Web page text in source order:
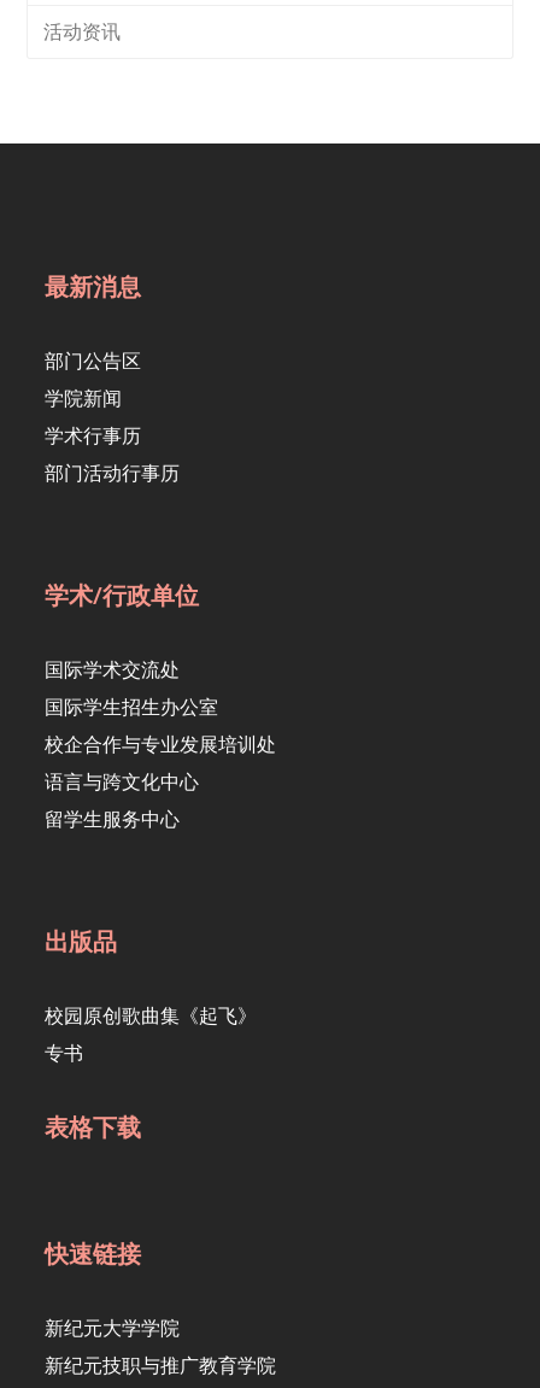
活动资讯
最新消息
部门公告区
学院新闻
学术行事历
部门活动行事历
学术/行政单位
国际学术交流处
国际学生招生办公室
校企合作与专业发展培训处
语言与跨文化中心
留学生服务中心
出版品
校园原创歌曲集《起飞》
专书
表格下载
快速链接
新纪元大学学院
新纪元技职与推广教育学院